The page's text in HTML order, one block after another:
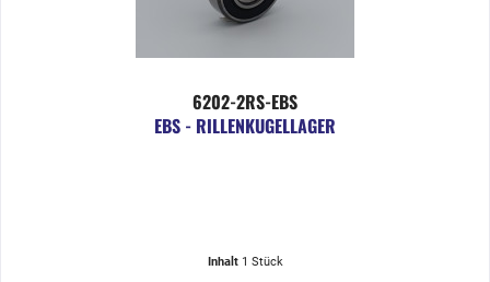
6202-2RS-EBS
EBS - RILLENKUGELLAGER
Inhalt 1 Stück